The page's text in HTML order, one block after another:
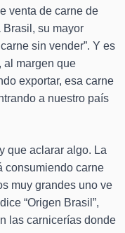
venta de carne de
Brasil, su mayor
sin vender”. Y es
al margen que
exportar, esa carne
a nuestro país
que aclarar algo. La
consumiendo carne
muy grandes uno ve
“Origen Brasil”,
las carnicerías donde